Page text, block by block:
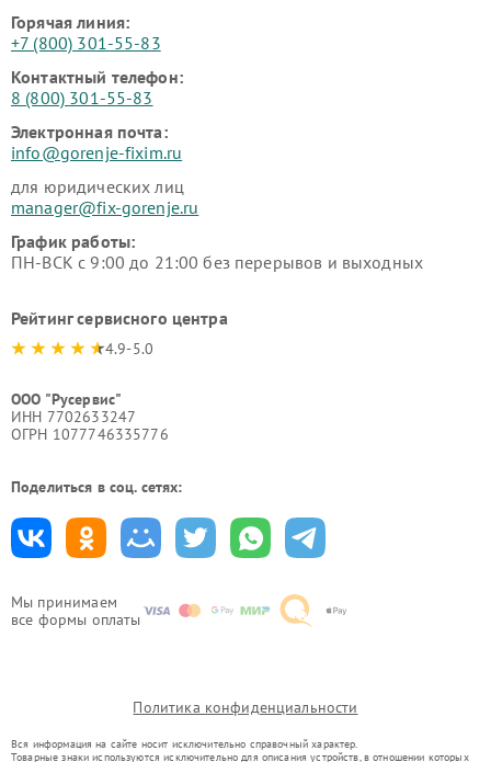
Мы принимаем
все формы оплаты
Горячая линия:
+7 (800) 301-55-83
Контактный телефон:
8 (800) 301-55-83
Электронная почта:
info@gorenje-fixim.ru
для юридических лиц
manager@fix-gorenje.ru
График работы:
ПН-ВСК с 9:00 до 21:00 без перерывов и выходных
Рейтинг сервисного центра
4.9-5.0
ООО "Русервис"
ИНН 7702633247
ОГРН 1077746335776
Поделиться в соц. сетях:
Политика конфиденциальности
Вся информация на сайте носит исключительно справочный характер.
Товарные знаки используются исключительно для описания устройств, в отношении которых